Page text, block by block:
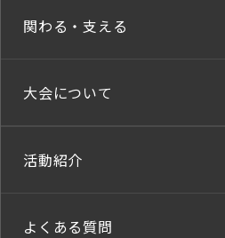
関わる・支える
大会について
活動紹介
よくある質問